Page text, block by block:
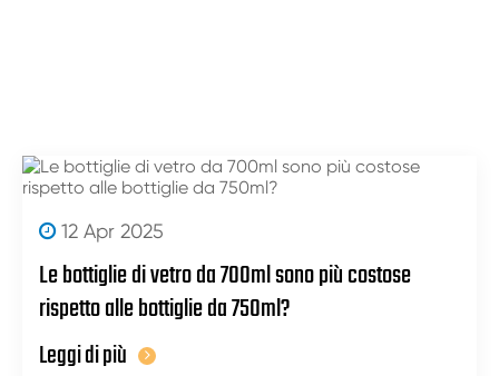
12 Apr 2025
Le bottiglie di vetro da 700ml sono più costose
rispetto alle bottiglie da 750ml?
Leggi di più